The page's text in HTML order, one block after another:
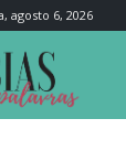
agosto 6, 2026